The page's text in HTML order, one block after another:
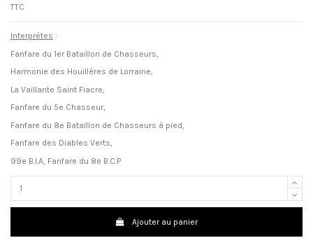
TTC
Interprètes :
Fanfare du 1er Bataillon de Chasseurs,
Harmonie des Houillères de Lorraine,
La Vaillante Saint Fiacre,
Fanfare du 5e Chasseur,
Fanfare du 8e Bataillon de Chasseurs à pied,
Fanfare des Diables Verts,
99e B.I.A, Fanfare du 8e B.C.P
Ajouter au panier